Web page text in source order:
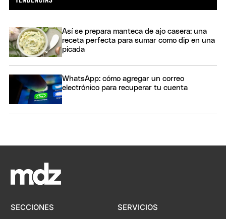
Así se prepara manteca de ajo casera: una
receta perfecta para sumar como dip en una
picada
WhatsApp: cómo agregar un correo
electrónico para recuperar tu cuenta
SECCIONES SERVICIOS